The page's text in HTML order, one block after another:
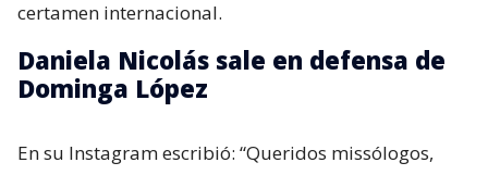
certamen internacional.
Daniela Nicolás sale en defensa de
Dominga López
En su Instagram escribió: “Queridos missólogos,